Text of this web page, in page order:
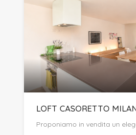
LOFT CASORETTO
Proponiamo in vendita un